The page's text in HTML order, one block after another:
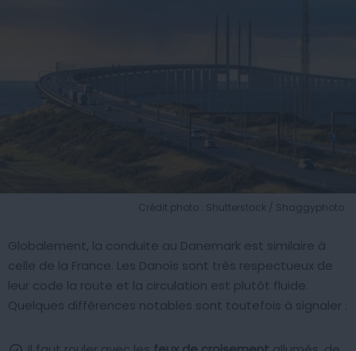
Crédit photo : Shutterstock / Shaggyphoto
Globalement, la conduite au Danemark est similaire à
celle de la France. Les Danois sont très respectueux de
leur code la route et la circulation est plutôt fluide.
Quelques différences notables sont toutefois à signaler :